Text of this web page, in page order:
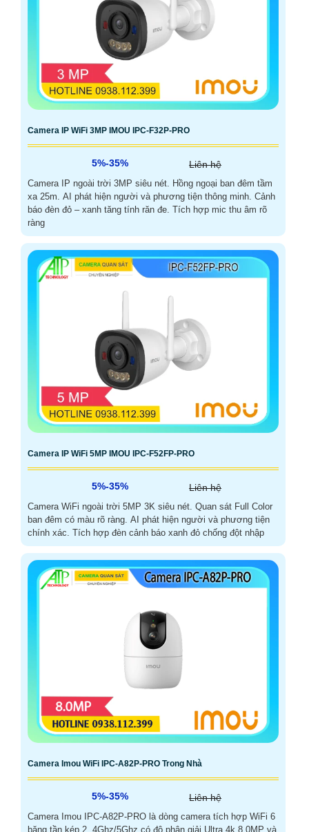
Camera IP WiFi 3MP IMOU IPC-F32P-PRO
5%-35% Liên hệ
Camera IP ngoài trời 3MP siêu nét. Hồng ngoại ban đêm tầm
xa 25m. AI phát hiện người và phương tiện thông minh. Cảnh
báo đèn đỏ – xanh tăng tính răn đe. Tích hợp mic thu âm rõ
ràng
Camera IP WiFi 5MP IMOU IPC-F52FP-PRO
5%-35% Liên hệ
Camera WiFi ngoài trời 5MP 3K siêu nét. Quan sát Full Color
ban đêm có màu rõ ràng. AI phát hiện người và phương tiện
chính xác. Tích hợp đèn cảnh báo xanh đỏ chống đột nhập
Camera Imou WiFi IPC-A82P-PRO Trong Nhà
5%-35% Liên hệ
Camera Imou IPC-A82P-PRO là dòng camera tích hợp WiFi 6
băng tần kép 2. 4Ghz/5Ghz có độ phân giải Ultra 4k 8.0MP và